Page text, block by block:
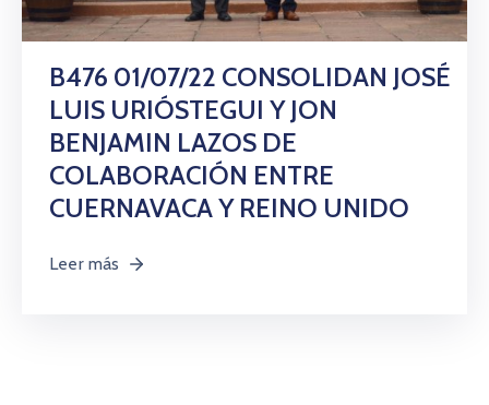
Directorio
B476 01/07/22 CONSOLIDAN JOSÉ
LUIS URIÓSTEGUI Y JON
BENJAMIN LAZOS DE
COLABORACIÓN ENTRE
CUERNAVACA Y REINO UNIDO
Leer más